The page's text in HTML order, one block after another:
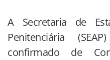
A Secretaria de
Penitenciária
confirmado de